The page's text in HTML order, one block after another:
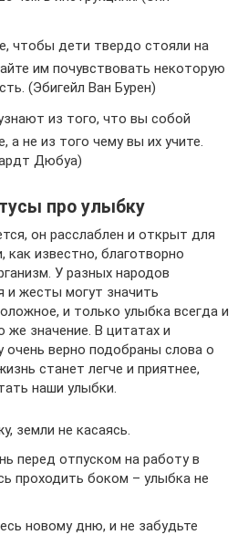
чтобы дети твердо стояли на
им почувствовать некоторую
(Эбигейл Ван Бурен)
из того, что вы собой
а не из того чему вы их учите.
Дюбуа)
про улыбку
он расслаблен и открыт для
как известно, благотворно
У разных народов
и жесты могут значить
и только улыбка всегда и
значение. В цитатах и
очень верно подобраны слова о
станет легче и приятнее,
наши улыбки.
земли не касаясь.
перед отпуском на работу в
проходить боком – улыбка не
новому дню, и не забудьте